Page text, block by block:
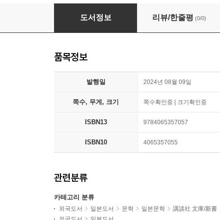
滅茶苦茶
도서정보 리뷰/한줄평 (0/0)
품목정보
발행일 2024년 08월 09일
쪽수, 무게, 크기 쪽수확인중 | 크기확인중
ISBN13 9784065357057
ISBN10 4065357055
관련분류
카테고리 분류
외국도서 일본도서 문학 일본문학
講談社 文庫/新書